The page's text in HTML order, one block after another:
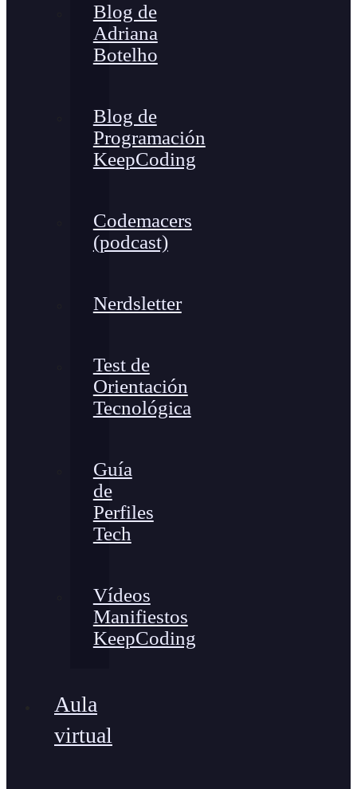
Blog de
Adriana
Botelho
Blog de
Programación
KeepCoding
Codemacers
(podcast)
Nerdsletter
Test de
Orientación
Tecnológica
Guía
de
Perfiles
Tech
Vídeos
Manifiestos
KeepCoding
Aula
virtual